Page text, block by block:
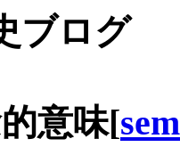
ブログ
意味[